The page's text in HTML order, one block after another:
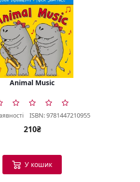
Animal Music
ISBN: 9781447210955
210₴
У кошик